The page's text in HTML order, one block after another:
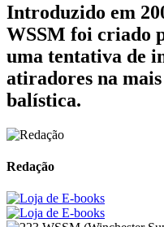
Introduzido em
WSSM foi criado
uma tentativa de
atiradores na
balística.
Redação